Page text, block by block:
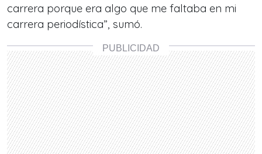
carrera porque era algo que me faltaba en mi
carrera periodística”, sumó.